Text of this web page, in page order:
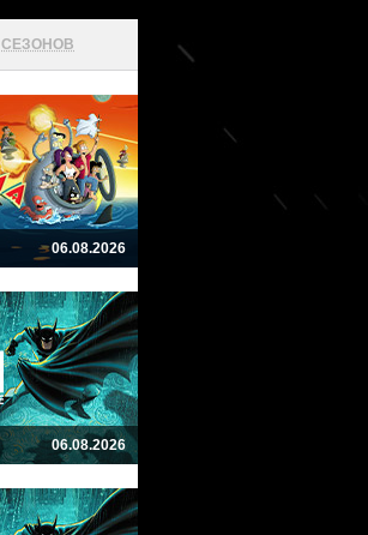
СЕЗОНОВ
06.08.2026
06.08.2026